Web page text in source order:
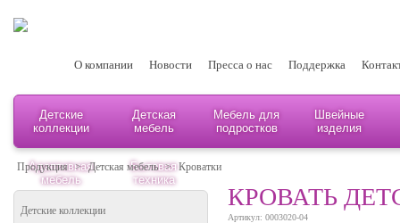
О компании Новости Пресса о нас Поддержка
Детские
коллекции
Детская
мебель
Мебель для
подростков
Швейные
изделия
Адаптивная
мебель
Бытовая
техника
Продукция > Детская мебель > Кроватки
Детские коллекции
КРОВАТЬ
Артикул: 0003020-04